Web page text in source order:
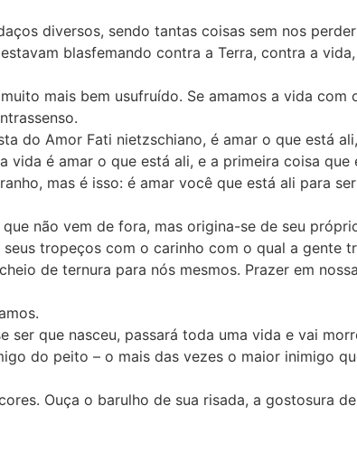
diversos, sendo tantas coisas sem nos
blasfemando contra a Terra, contra a
mais bem usufruído. Se amamos a vida
do Amor Fati nietzschiano, é amar o que está
vida é amar o que está ali, e a primeira coisa que
mas é isso: é amar você que está ali para
não vem de fora, mas origina-se de seu
tropeços com o carinho com o qual a gente
de ternura para nós mesmos. Prazer em
ser que nasceu, passará toda uma vida e vai
do peito – o mais das vezes o maior inimigo
Ouça o barulho de sua risada, a gostosura